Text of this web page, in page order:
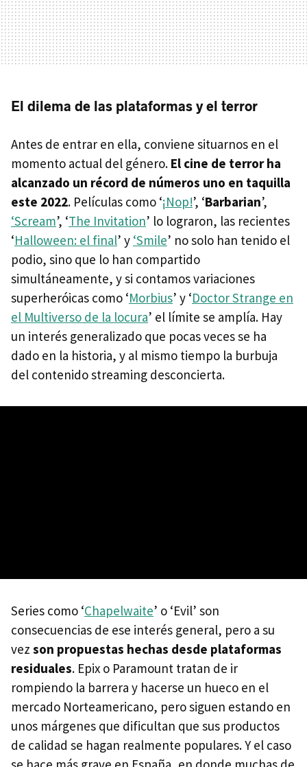
El dilema de las plataformas y el terror
Antes de entrar en ella, conviene situarnos en el
momento actual del género. El cine de terror ha
alcanzado un récord de números uno en taquilla
este 2022. Películas como ‘¡Nop!’, ‘Barbarian’,
‘Scream’, ‘The Invitation’ lo lograron, las recientes
‘Halloween: el final’ y ‘Smile’ no solo han tenido el
podio, sino que lo han compartido
simultáneamente, y si contamos variaciones
superheróicas como ‘Morbius’ y ‘Doctor Strange en
el Multiverso de la locura’ el límite se amplía. Hay
un interés generalizado que pocas veces se ha
dado en la historia, y al mismo tiempo la burbuja
del contenido streaming desconcierta.
Series como ‘Chapelwaite’ o ‘Evil’ son
consecuencias de ese interés general, pero a su
vez son propuestas hechas desde plataformas
residuales. Epix o Paramount tratan de ir
rompiendo la barrera y hacerse un hueco en el
mercado Norteamericano, pero siguen estando en
unos márgenes que dificultan que sus productos
de calidad se hagan realmente populares. Y el caso